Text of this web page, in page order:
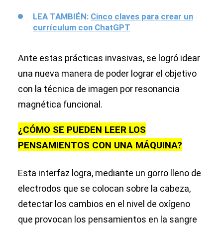
LEA TAMBIÉN: Cinco claves para crear un
currículum con ChatGPT
Ante estas prácticas invasivas, se logró idear
una nueva manera de poder lograr el objetivo
con la técnica de imagen por resonancia
magnética funcional.
¿CÓMO SE PUEDEN LEER LOS
PENSAMIENTOS CON UNA MÁQUINA?
Esta interfaz logra, mediante un gorro lleno de
electrodos que se colocan sobre la cabeza,
detectar los cambios en el nivel de oxígeno
que provocan los pensamientos en la sangre